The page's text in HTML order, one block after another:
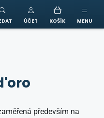
ÚČET KOŠÍK MENU
především na